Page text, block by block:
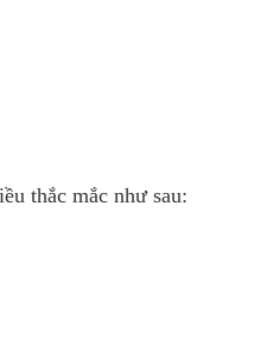
thắc mắc như sau: